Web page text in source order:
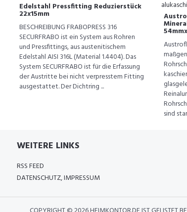
Edelstahl Pressfitting Reduzierstück
22x15mm
BESCHREIBUNG FRABOPRESS 316
SECURFRABO ist ein System aus Rohren
und Pressfittings, aus austenitischem
Edelstahl AISI 316L (Material 1.4404). Das
System SECURFRABO ist für die Erfassung
der Austritte bei nicht verpresstem Fitting
ausgestattet. Der Dichtring ...
sind
WEITERE LINKS
RSS FEED
DATENSCHUTZ, IMPRESSUM